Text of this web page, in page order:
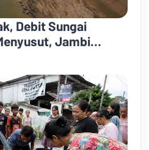
Debit Sungai
Jambi
Air Bersih dan